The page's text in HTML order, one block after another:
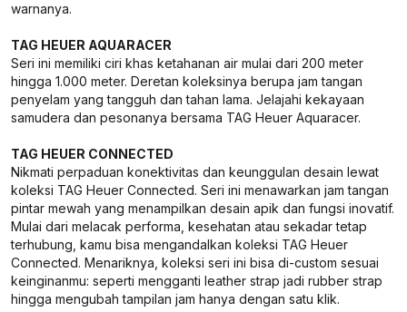
warnanya.
TAG HEUER AQUARACER
Seri ini memiliki ciri khas ketahanan air mulai dari 200 meter
hingga 1.000 meter. Deretan koleksinya berupa jam tangan
penyelam yang tangguh dan tahan lama. Jelajahi kekayaan
samudera dan pesonanya bersama TAG Heuer Aquaracer.
TAG HEUER CONNECTED
Nikmati perpaduan konektivitas dan keunggulan desain lewat
koleksi TAG Heuer Connected. Seri ini menawarkan jam tangan
pintar mewah yang menampilkan desain apik dan fungsi inovatif.
Mulai dari melacak performa, kesehatan atau sekadar tetap
terhubung, kamu bisa mengandalkan koleksi TAG Heuer
Connected. Menariknya, koleksi seri ini bisa di-custom sesuai
keinginanmu: seperti mengganti leather strap jadi rubber strap
hingga mengubah tampilan jam hanya dengan satu klik.